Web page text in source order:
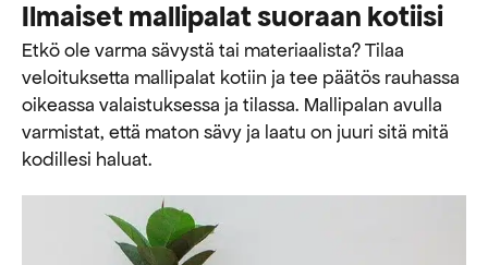
Ilmaiset mallipalat suoraan kotiisi
Etkö ole varma sävystä tai materiaalista? Tilaa
veloituksetta mallipalat kotiin ja tee päätös rauhassa
oikeassa valaistuksessa ja tilassa. Mallipalan avulla
varmistat, että maton sävy ja laatu on juuri sitä mitä
kodillesi haluat.